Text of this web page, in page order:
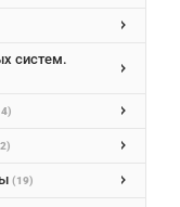
систем.
(19)